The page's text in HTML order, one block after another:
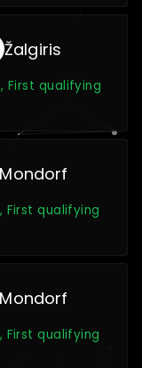
Žalgiris
First qualifying
First qualifying
First qualifying